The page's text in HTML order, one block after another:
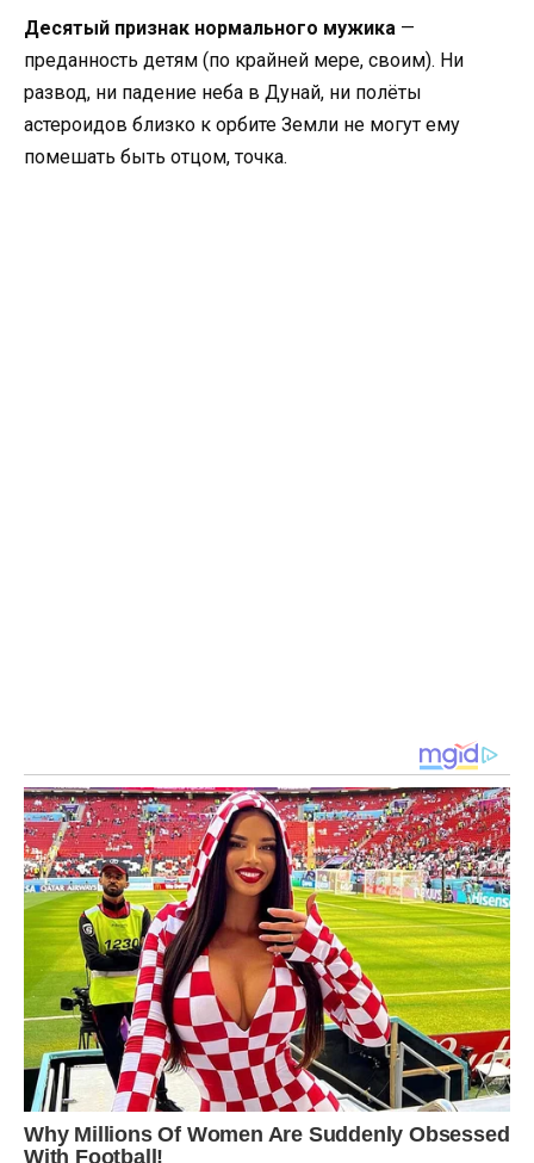
Десятый признак нормального мужика —
преданность детям (по крайней мере, своим). Ни
развод, ни падение неба в Дунай, ни полёты
астероидов близко к орбите Земли не могут ему
помешать быть отцом, точка.